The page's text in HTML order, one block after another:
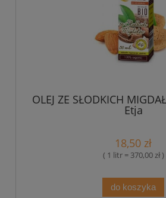
OLEJ ZE SŁODKICH
Etja
18,50 zł
( 1 litr = 370,00 zł )
do koszyka